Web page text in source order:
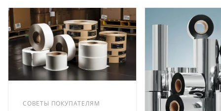
СОВЕТЫ ПОКУПАТЕЛЯМ